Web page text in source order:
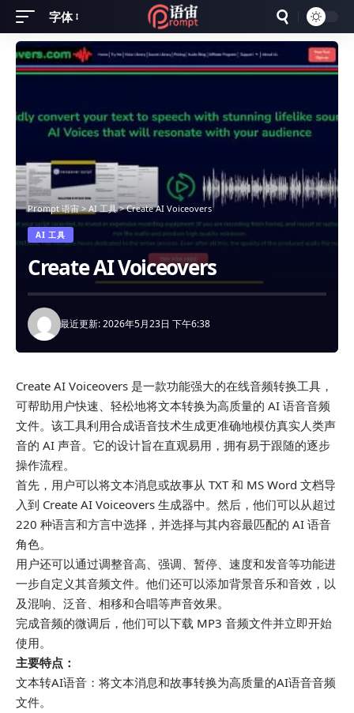
Font
Resizer
字体
Prompt 语宙>AI 工具>Create AI Voiceovers
AI 工具
Create AI Voiceovers
最近更新: 2026年5月23日 下午6:38
Create AI Voiceovers 是一款功能强大的在线音频转换工具，
可帮助用户快速、轻松地将文本转换为高质量的 AI 语音音频
文件。该工具利用合成语音技术生成更准确地模仿真实人类声
音的 AI 声音。它的设计旨在直观易用，拥有易于跟随的逐步
操作流程。
首先，用户可以将文本消息或故事从 TXT 和 MS Word 文档导
入到 Create AI Voiceovers 生成器中。然后，他们可以从超过
220 种语言和方言中选择，并选择与其内容最匹配的 AI 语音
角色。
用户还可以通过调整音高、强调、暂停、速度和发音等功能进
一步自定义其音频文件。他们还可以添加背景音乐和音效，以
及混响、泛音、相移和合唱等声音效果。
完成音频的微调后，他们可以下载 MP3 音频文件并立即开始
使用。
主要特点：
文本转AI语音：将文本消息和故事转换为高质量的AI语音音频
文件。